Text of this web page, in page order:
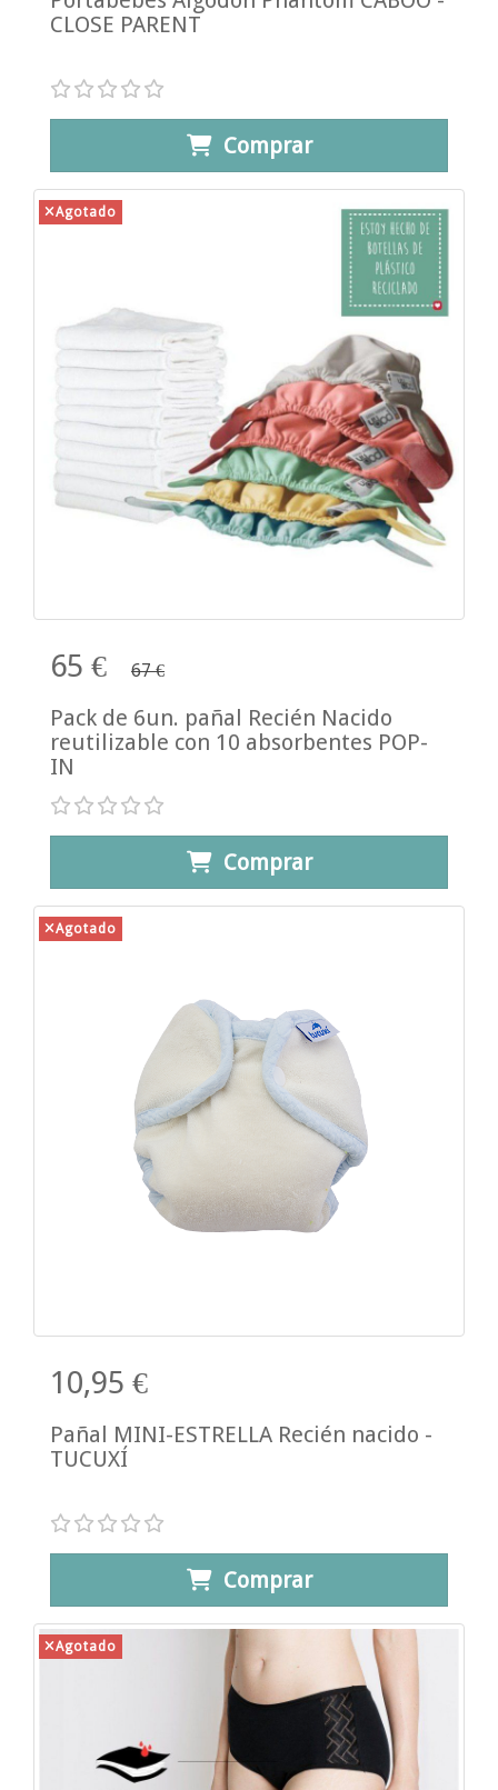
CLOSE PARENT
Comprar
Agotado
65 € 67 €
Pack de 6un. pañal Recién Nacido
reutilizable con 10 absorbentes POP-
IN
Comprar
Agotado
10,95 €
Pañal MINI-ESTRELLA Recién nacido -
TUCUXÍ
Comprar
Agotado